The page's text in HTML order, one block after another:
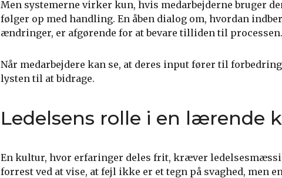
Men systemerne virker kun, hvis medarbejderne bruger
følger op med handling. En åben dialog om, hvordan
ændringer, er afgørende for at bevare tilliden til processen.
Når medarbejdere kan se, at deres input fører til
lysten til at bidrage.
Ledelsens rolle i en lærende
En kultur, hvor erfaringer deles frit, kræver
forrest ved at vise, at fejl ikke er et tegn på svaghed, men